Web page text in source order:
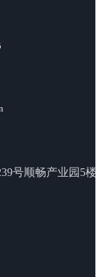
号顺畅产业园5楼